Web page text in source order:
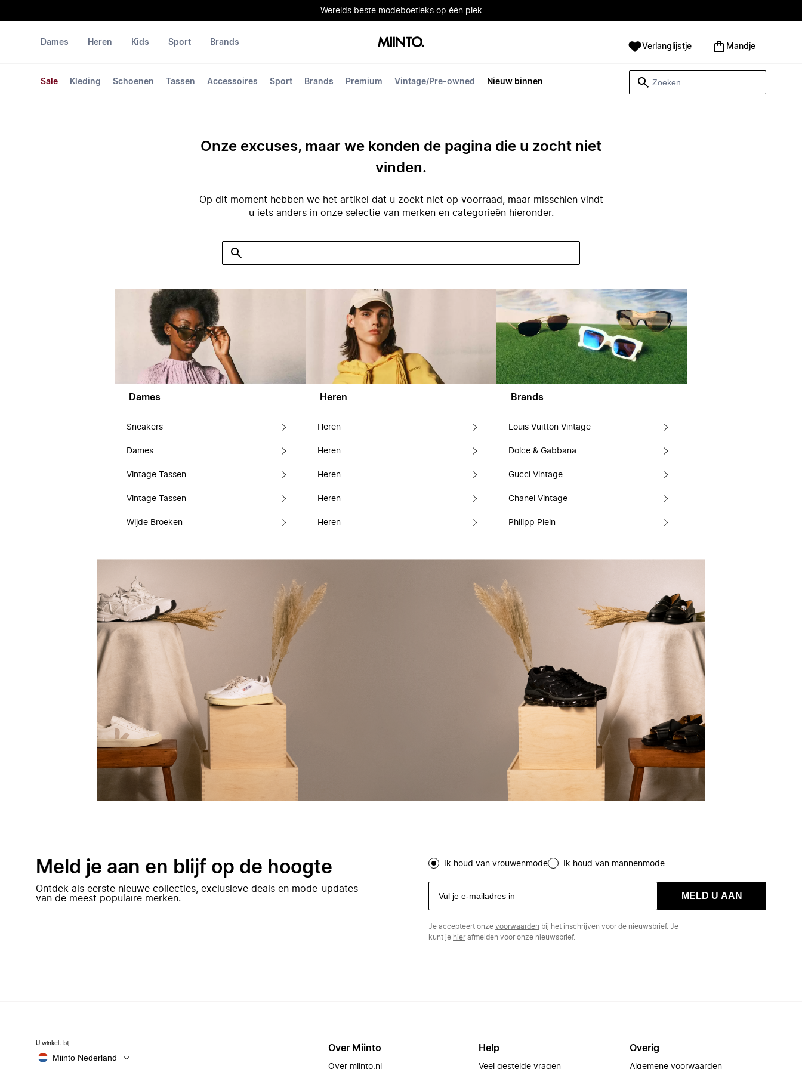
Werelds beste modeboetieks op één plek
Dames
Sale Kleding Schoenen Tassen Accessoires Sport Brands Premium Vintage/Pre-owned Nieuw binnen
Heren Kids Sport Brands Verlanglijstje Mandje
Onze excuses, maar we konden de pagina die u zocht niet
vinden.
Op dit moment hebben we het artikel dat u zoekt niet op voorraad, maar misschien vindt
u iets anders in onze selectie van merken en categorieën hieronder.
Dames
Sneakers
Dames
Vintage Tassen
Vintage Tassen
Wijde Broeken
Heren
Heren
Heren
Heren
Heren
Heren
Brands
Louis Vuitton Vintage
Dolce & Gabbana
Gucci Vintage
Chanel Vintage
Philipp Plein
Meld je aan en blijf op de hoogte
Ontdek als eerste nieuwe collecties, exclusieve deals en mode-updates
van de meest populaire merken.
Ik houd van vrouwenmode Ik houd van mannenmode
MELD U AAN
Je accepteert onze voorwaarden bij het inschrijven voor de nieuwsbrief. Je
kunt je hierafmelden voor onze nieuwsbrief.
U winkelt bij
Miinto Nederland
Over Miinto
Over miinto.nl
Help
Veel gestelde vragen
Overig
Algemene voorwaarden